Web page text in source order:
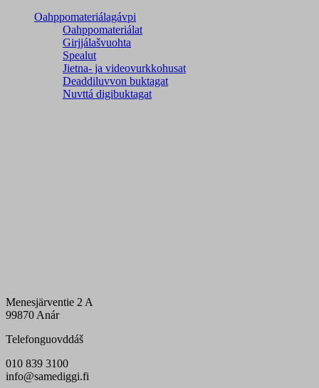
Oahppomateriálagávpi
Oahppomateriálat
Girjjálašvuohta
Spealut
Jietna- ja videovurkkohusat
Deaddiluvvon buktagat
Nuvttá digibuktagat
Menesjärventie 2 A
99870 Anár
Telefonguovddáš
010 839 3100
info@samediggi.fi